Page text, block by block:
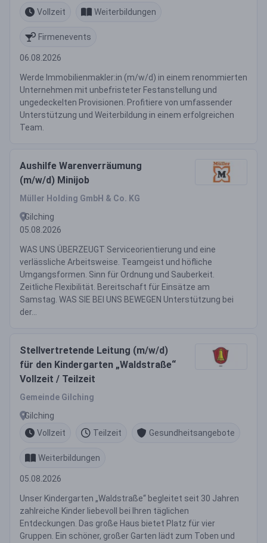
Vollzeit Weiterbildungen
Firmenevents
06.08.2026
Werde Immobilienmakler:in (m/w/d) in einem renommierten
Unternehmen mit unbefristeter Festanstellung und
ungedeckelten Provisionen. Profitiere von umfassender
Unterstützung und Weiterbildung in einem erfolgreichen
Team.
Aushilfe Warenverräumung
(m/w/d) Minijob
Müller Holding GmbH & Co. KG
Gilching
05.08.2026
WAS UNS ÜBERZEUGT Serviceorientierung und eine
verlässliche Arbeitsweise. Teamgeist und höfliche
Umgangsformen. Sinn für Ordnung und Sauberkeit.
Zeitliche Flexibilität. Bereitschaft für Einsätze am
Samstag. WAS SIE BEI UNS BEWEGEN Unterstützung bei
der...
Stellvertretende Leitung (m/w/d)
für den Kindergarten „Waldstraße“
Vollzeit / Teilzeit
Gemeinde Gilching
Gilching
Vollzeit
Teilzeit Gesundheitsangebote
Weiterbildungen
05.08.2026
Unser Kindergarten „Waldstraße“ begleitet seit 30 Jahren
zahlreiche Kinder liebevoll bei Ihren täglichen
Entdeckungen. Das große Haus bietet Platz für vier
Gruppen. Ein schöner, großer Garten lädt zum Toben und